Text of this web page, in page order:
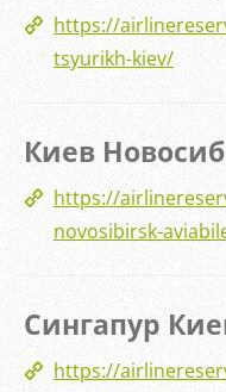
https://
tsyurikh-kiev/
Киев
https://
novosibirsk-
Сингапур
https://